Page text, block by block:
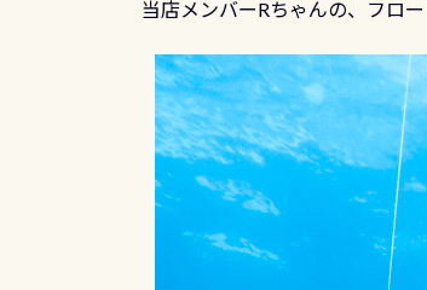
当店メンバーRちゃんの、フロ